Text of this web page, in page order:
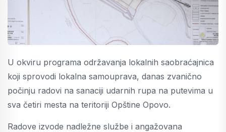
U okviru programa održavanja lokalnih saobraćajnica
koji sprovodi lokalna samouprava, danas zvanično
počinju radovi na sanaciji udarnih rupa na putevima u
sva četiri mesta na teritoriji Opštine Opovo.
Radove izvode nadležne službe i angažovana